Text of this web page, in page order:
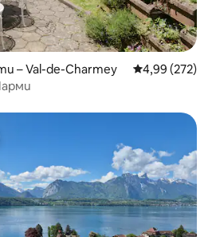
– Val-de-Charmey Средна
4,99 (272)